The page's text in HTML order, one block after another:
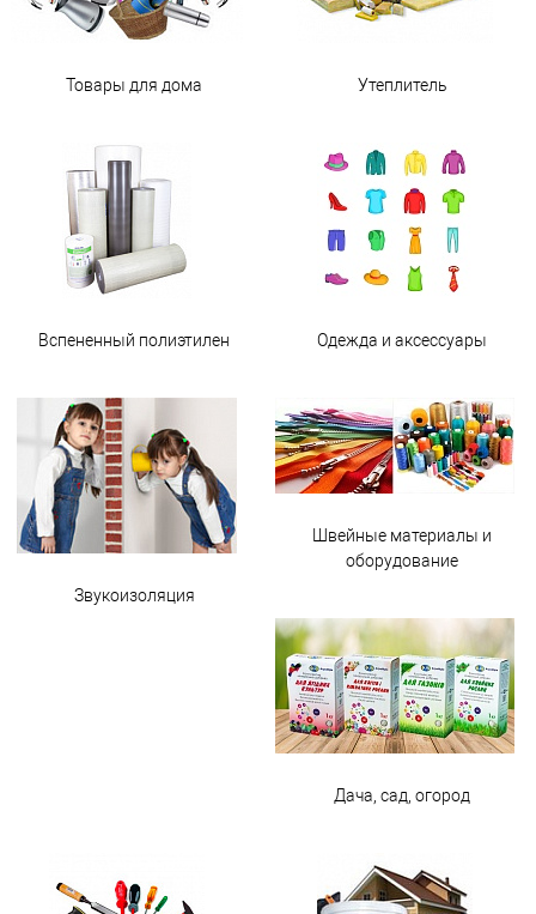
Товары для дома Утеплитель
Вспененный полиэтилен Одежда и аксессуары
Звукоизоляция
Швейные материалы и
оборудование
Дача, сад, огород